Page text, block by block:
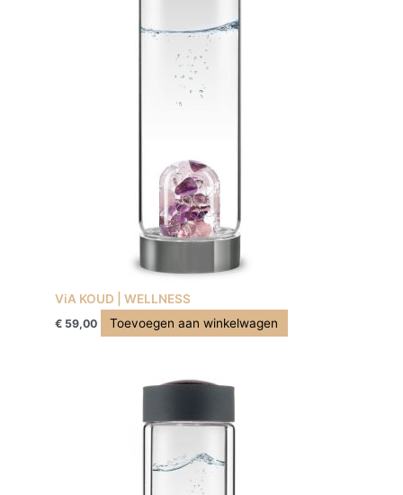
ViA KOUD | WELLNESS
€ 59,00 Toevoegen aan winkelwagen